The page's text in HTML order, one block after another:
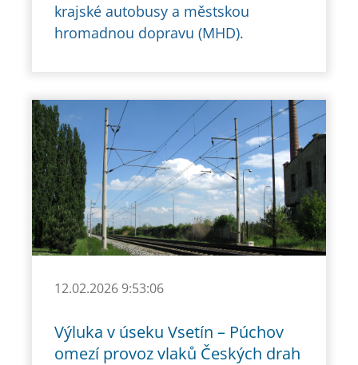
krajské autobusy a městskou
hromadnou dopravu (MHD).
12.02.2026 9:53:06
Výluka v úseku Vsetín – Púchov
omezí provoz vlaků Českých drah